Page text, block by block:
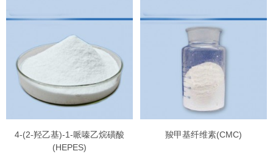
4-(2-羟乙基)-1-哌嗪乙烷磺酸
(HEPES)
羧甲基纤维素(CMC)